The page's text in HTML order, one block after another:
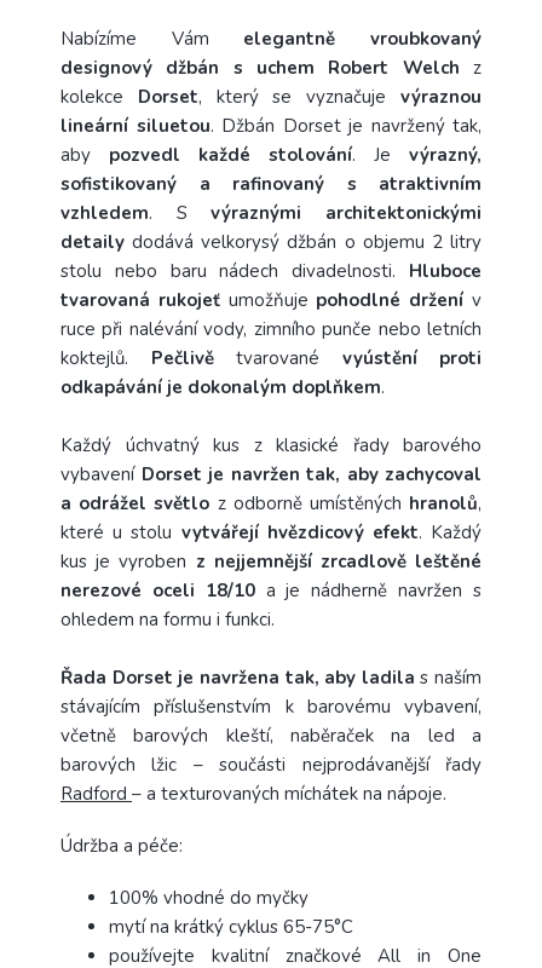
Nabízíme Vám elegantně vroubkovaný
designový džbán s uchem Robert Welch z
kolekce Dorset, který se vyznačujevýraznou
lineární siluetou. Džbán Dorset je navržený tak,
aby pozvedl každé stolování. Je výrazný,
sofistikovaný a rafinovaný s atraktivním
vzhledem. Svýraznými architektonickými
detaily dodává velkorysý džbán o objemu 2 litry
stolu nebo baru nádech divadelnosti. Hluboce
tvarovaná rukojeťumožňuje pohodlné držení v
ruce při nalévání vody, zimního punče nebo letních
koktejlů. Pečlivětvarované vyústění proti
odkapávání je dokonalým doplňkem.
Každý úchvatný kus z klasické řady barového
vybavení Dorset je navržen tak, aby zachycoval
a odrážel světlo z odborně umístěných hranolů,
které u stolu vytvářejí hvězdicový efekt. Každý
kus je vyroben z nejjemnější zrcadlově leštěné
nerezové oceli 18/10a je nádherně navržen s
ohledem na formu i funkci.
Řada Dorset je navržena tak, aby ladila s naším
stávajícím příslušenstvím k barovému vybavení,
včetně barových kleští, naběraček na led a
barových lžic – součásti nejprodávanější řady
Radford – a texturovaných míchátek na nápoje.
Údržba a péče:
100% vhodné do myčky
mytí na krátký cyklus 65-75°C
používejte kvalitní značkové All in One